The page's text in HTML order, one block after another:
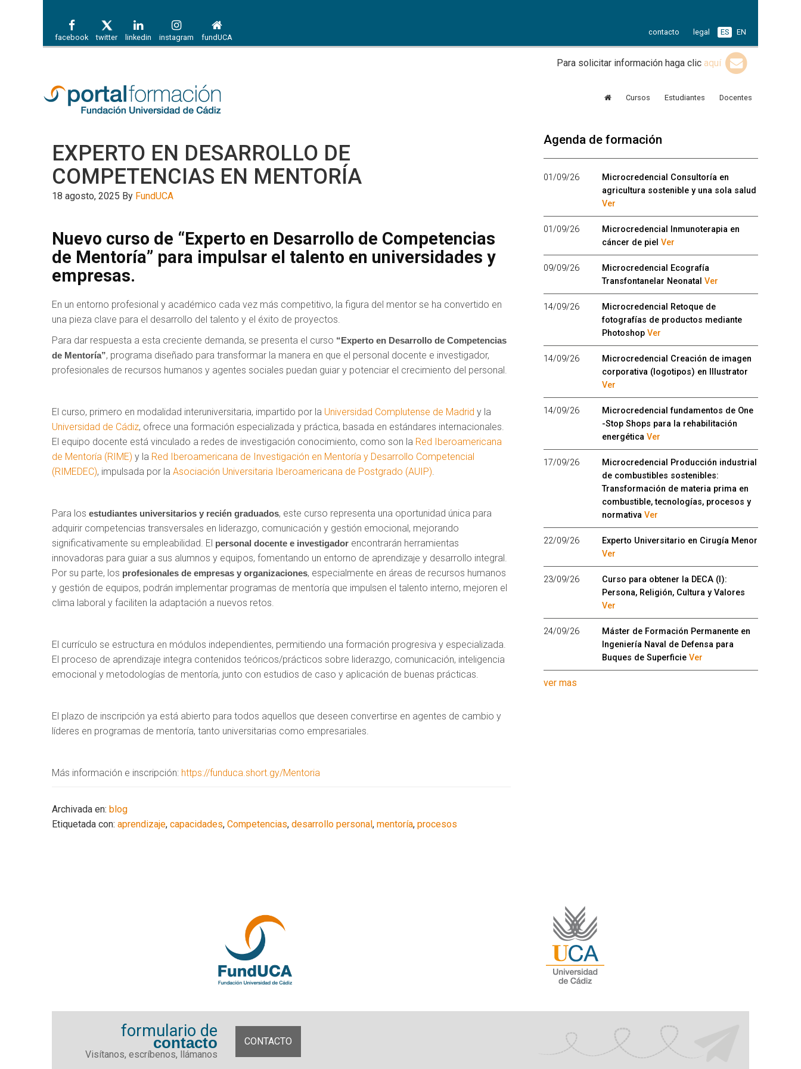
facebook twitter linkedin instagram fundUCA
contacto legal ES EN
Para solicitar información haga clic aquí
Cursos Estudiantes Docentes
EXPERTO EN DESARROLLO DE
COMPETENCIAS EN MENTORÍA
18 agosto, 2025 By FundUCA
Nuevo curso de “Experto en Desarrollo de Competencias
de Mentoría” para impulsar el talento en universidades y
empresas.
En un entorno profesional y académico cada vez más competitivo, la figura del mentor se ha convertido en
una pieza clave para el desarrollo del talento y el éxito de proyectos.
Para dar respuesta a esta creciente demanda, se presenta el curso “Experto en Desarrollo de Competencias
de Mentoría”, programa diseñado para transformar la manera en que el personal docente e investigador,
profesionales de recursos humanos y agentes sociales puedan guiar y potenciar el crecimiento del personal.
El curso, primero en modalidad interuniversitaria, impartido por la Universidad Complutense de Madrid y la
Universidad de Cádiz, ofrece una formación especializada y práctica, basada en estándares internacionales.
El equipo docente está vinculado a redes de investigación conocimiento, como son la Red Iberoamericana
de Mentoría (RIME) y la Red Iberoamericana de Investigación en Mentoría y Desarrollo Competencial
(RIMEDEC), impulsada por la Asociación Universitaria Iberoamericana de Postgrado (AUIP)
Para los estudiantes universitarios y recién graduados, este curso representa una oportunidad única para
adquirir competencias transversales en liderazgo, comunicación y gestión emocional, mejorando
significativamente su empleabilidad. El personal docente e investigador encontrarán herramientas
innovadoras para guiar a sus alumnos y equipos, fomentando un entorno de aprendizaje y desarrollo integral.
Por su parte, los profesionales de empresas y organizaciones, especialmente en áreas de recursos humanos
y gestión de equipos, podrán implementar programas de mentoría que impulsen el talento interno, mejoren el
clima laboral y faciliten la adaptación a nuevos retos.
El currículo se estructura en módulos independientes, permitiendo una formación progresiva y especializada.
El proceso de aprendizaje integra contenidos teóricos/prácticos sobre liderazgo, comunicación, inteligencia
emocional y metodologías de mentoría, junto con estudios de caso y aplicación de buenas prácticas.
El plazo de inscripción ya está abierto para todos aquellos que deseen convertirse en agentes de cambio y
líderes en programas de mentoría, tanto universitarias como empresariales.
Más información e inscripción: https://funduca.short.gy/Mentoria
Archivada en: blog
Etiquetada con: aprendizaje, capacidades, Competencias, desarrollo personal, mentoría, procesos
Agenda de formación
01/09/26
Microcredencial Consultoría en
agricultura sostenible y una sola salud
Ver
01/09/26
Microcredencial Inmunoterapia en
cáncer de piel Ver
09/09/26
Microcredencial Ecografía
Transfontanelar Neonatal Ver
14/09/26
Microcredencial Retoque de
fotografías de productos mediante
Photoshop Ver
14/09/26
Microcredencial Creación de imagen
corporativa (logotipos) en Illustrator
Ver
14/09/26
Microcredencial fundamentos de One
-Stop Shops para la rehabilitación
energética Ver
17/09/26
Microcredencial Producción industrial
de combustibles sostenibles:
Transformación de materia prima en
combustible, tecnologías, procesos y
normativa Ver
22/09/26
Experto Universitario en Cirugía Menor
Ver
23/09/26
Curso para obtener la DECA (I):
Persona, Religión, Cultura y Valores
Ver
24/09/26
Máster de Formación Permanente en
Ingeniería Naval de Defensa para
Buques de Superficie Ver
ver mas
formulario de
contacto
Visítanos, escríbenos, llámanos
CONTACTO